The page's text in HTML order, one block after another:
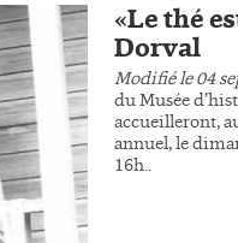
«Le thé
Dorval
Modifié le 04
du Musée
accueilleront,
annuel, le
16h..